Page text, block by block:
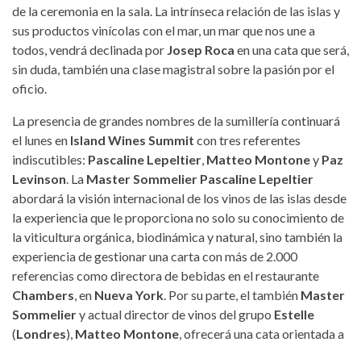
de la ceremonia en la sala. La intrínseca relación de las islas y
sus productos vinícolas con el mar, un mar que nos une a
todos, vendrá declinada por Josep Roca en una cata que será,
sin duda, también una clase magistral sobre la pasión por el
oficio.
La presencia de grandes nombres de la sumillería continuará
el lunes en Island Wines Summit con tres referentes
indiscutibles: Pascaline Lepeltier, Matteo Montoney Paz
Levinson. La Master Sommelier Pascaline Lepeltier
abordará la visión internacional de los vinos de las islas desde
la experiencia que le proporciona no solo su conocimiento de
la viticultura orgánica, biodinámica y natural, sino también la
experiencia de gestionar una carta con más de 2.000
referencias como directora de bebidas en el restaurante
Chambers, en Nueva York. Por su parte, el también Master
Sommeliery actual director de vinos del grupo Estelle
(Londres), Matteo Montone, ofrecerá una cata orientada a